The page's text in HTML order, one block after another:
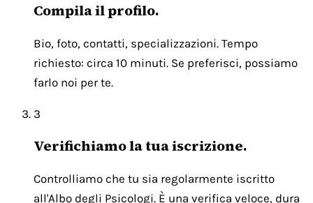
Compila il profilo.
Bio, foto, contatti, specializzazioni. Tempo
richiesto: circa 10 minuti. Se preferisci, possiamo
farlo noi per te.
3
Verifichiamo la tua iscrizione.
Controlliamo che tu sia regolarmente iscritto
all'Albo degli Psicologi. È una verifica veloce, dura